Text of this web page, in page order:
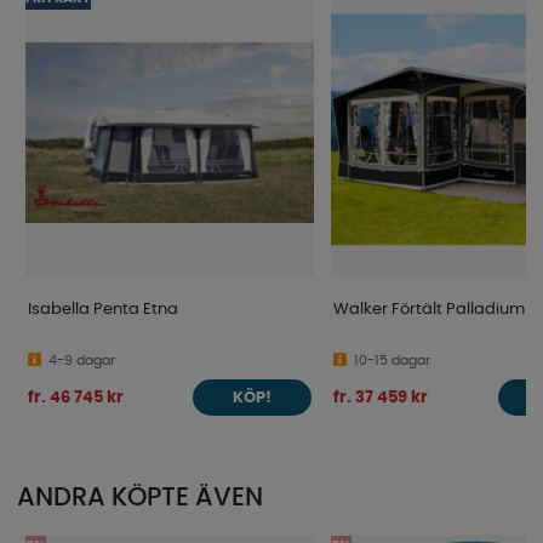
Isabella Penta Etna
4-9 dagar
fr. 46 745 kr KÖP!
Walker Förtält Palladium
10-15 dagar
fr. 37 459 kr
ANDRA KÖPTE ÄVEN